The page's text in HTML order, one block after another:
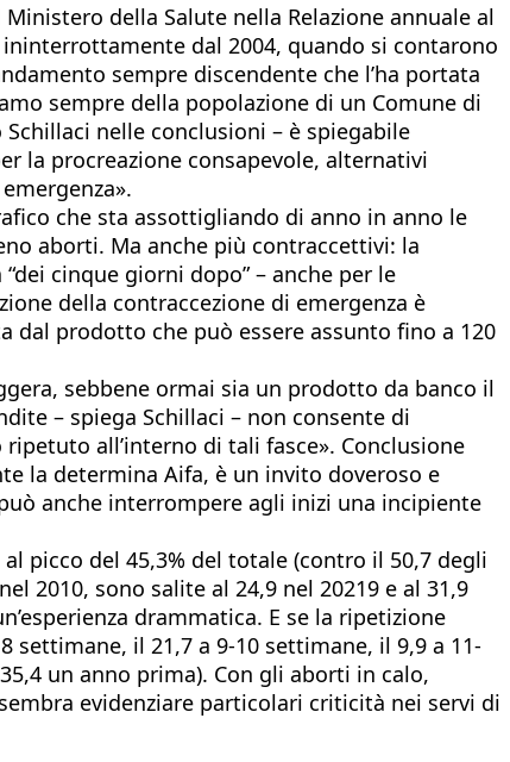
della Salute nella Relazione annuale al
dal 2004, quando si contarono
sempre discendente che l’ha portata
sempre della popolazione di un Comune di
nelle conclusioni – è spiegabile
la procreazione consapevole, alternativi
che sta assottigliando di anno in anno le
aborti. Ma anche più contraccettivi: la
cinque giorni dopo” – anche per le
della contraccezione di emergenza è
dal prodotto che può essere assunto fino a 120
sebbene ormai sia un prodotto da banco il
– spiega Schillaci – non consente di
all’interno di tali fasce». Conclusione
la determina Aifa, è un invito doveroso e
anche interrompere agli inizi una incipiente
picco del 45,3% del totale (contro il 50,7 degli
2010, sono salite al 24,9 nel 20219 e al 31,9
drammatica. E se la ripetizione
il 21,7 a 9-10 settimane, il 9,9 a 11-
un anno prima). Con gli aborti in calo,
evidenziare particolari criticità nei servi di